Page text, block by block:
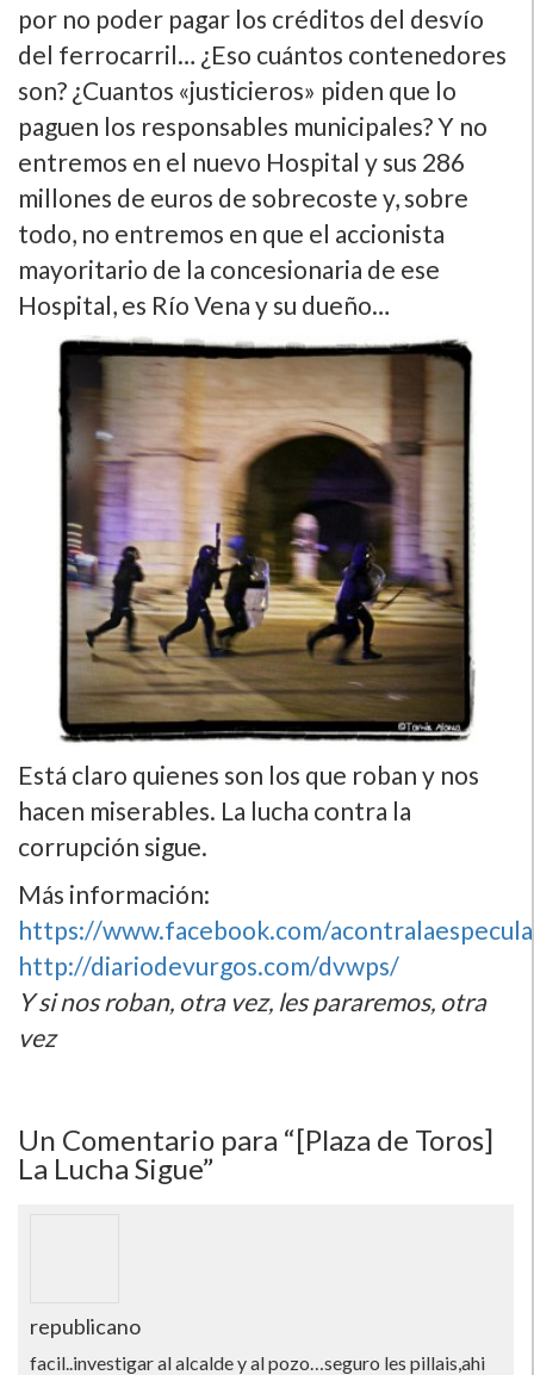
por no poder pagar los créditos del desví­o
del ferrocarril… ¿Eso cuántos contenedores
son? ¿Cuantos «justicieros» piden que lo
paguen los responsables municipales? Y no
entremos en el nuevo Hospital y sus 286
millones de euros de sobrecoste y, sobre
todo, no entremos en que el accionista
mayoritario de la concesionaria de ese
Hospital, es Rí­o Vena y su dueño…
Está claro quienes son los que roban y nos
hacen miserables. La lucha contra la
corrupción sigue.
Más información:
https://www.facebook.com/
http://diariodevurgos.com/dvwps/
Y si nos roban, otra vez, les pararemos, otra
vez
Un Comentario para “[Plaza de Toros]
La Lucha Sigue”
republicano
facil..investigar al alcalde y al pozo…seguro les pillais,ahi